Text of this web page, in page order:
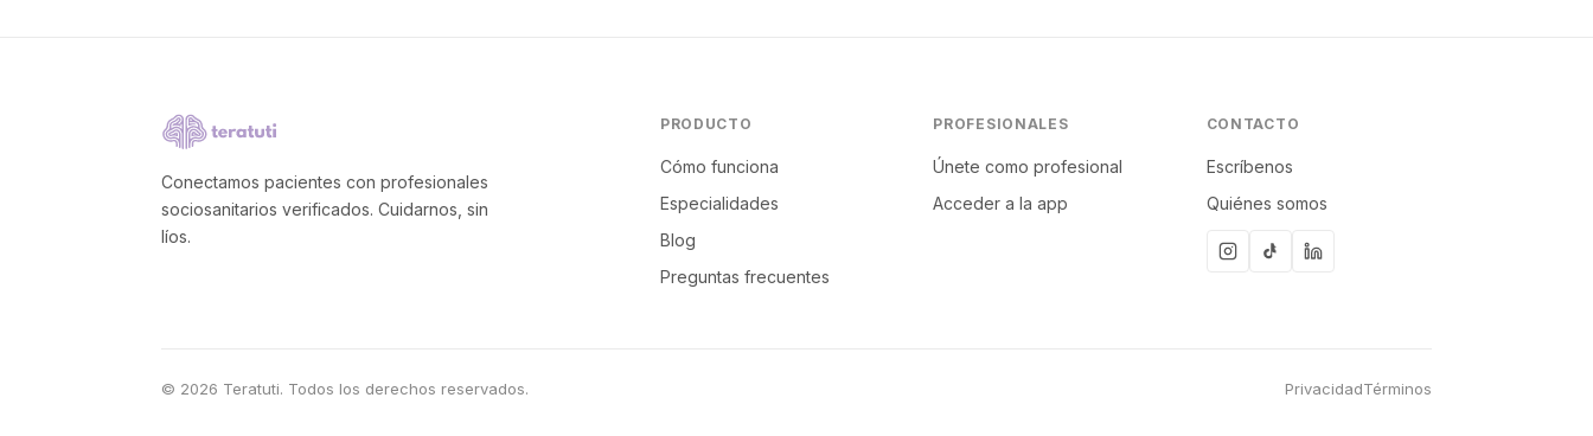
Conectamos pacientes con profesionales
sociosanitarios verificados. Cuidarnos, sin
líos.
PRODUCTO
Cómo funciona
Especialidades
Blog
Preguntas frecuentes
PROFESIONALES
Únete como profesional
Acceder a la app
CONTACTO
Escríbenos
Quiénes somos
© 2026 Teratuti. Todos los derechos reservados. PrivacidadTérminos